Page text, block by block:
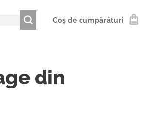
Coș de cumpărături
din